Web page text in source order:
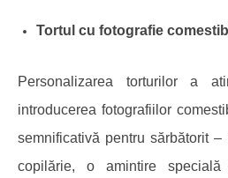
Tortul cu fotografie c
Personalizarea torturilor a
introducerea fotografiilor
semnificativă pentru sărbătorit
copilărie, o amintire